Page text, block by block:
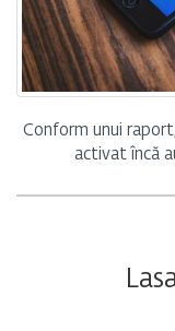
Conform unui
activat încă